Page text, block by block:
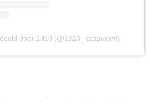
door 1910 (@1910_restaurant)